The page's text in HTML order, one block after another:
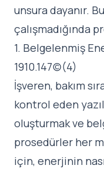
unsura dayanır.
çalışmadığında
1. Belgelenmiş
1910.147(c)(4)
İşveren, bakım
kontrol eden
oluşturmak ve
prosedürler her
için, enerjinin